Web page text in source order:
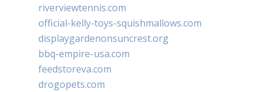
riverviewtennis.com
official-kelly-toys-squishmallows.com
displaygardenonsuncrest.org
bbq-empire-usa.com
feedstoreva.com
drogopets.com